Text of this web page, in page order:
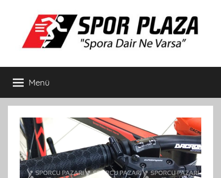
Spor
Plaza
Bisiklet
ve
Spor
Ne
Varsa
Menü